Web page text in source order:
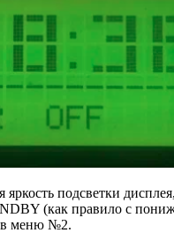
подсветки
(как правило с
в меню №2.